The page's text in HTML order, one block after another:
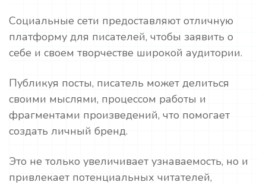
Социальные сети предоставляют отличную
платформу для писателей, чтобы заявить о
себе и своем творчестве широкой аудитории.
Публикуя посты, писатель может делиться
своими мыслями, процессом работы и
фрагментами произведений, что помогает
создать личный бренд.
Это не только увеличивает узнаваемость, но и
привлекает потенциальных читателей,